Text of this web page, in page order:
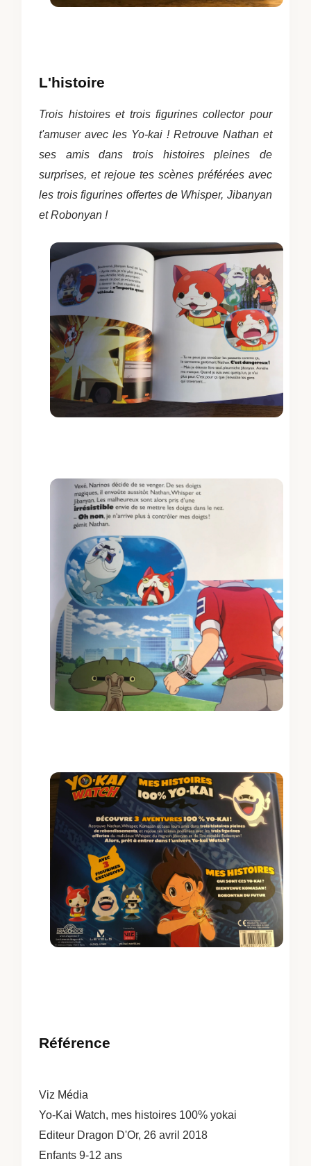
L'histoire
Trois histoires et trois figurines collector pour
t'amuser avec les Yo-kai ! Retrouve Nathan et
ses amis dans trois histoires pleines de
surprises, et rejoue tes scènes préférées avec
les trois figurines offertes de Whisper, Jibanyan
et Robonyan !
Référence
Viz Média
Yo-Kai Watch, mes histoires 100% yokai
Editeur Dragon D'Or, 26 avril 2018
Enfants 9-12 ans